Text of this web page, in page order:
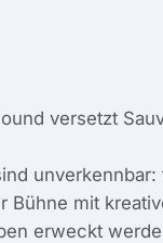
versetzt
Bühne mit
erweckt